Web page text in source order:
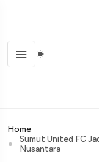
Home
Sumut United FC
Nusantara